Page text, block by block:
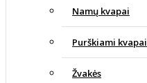
Namų kvapai
Purškiami kvapai
Žvakės